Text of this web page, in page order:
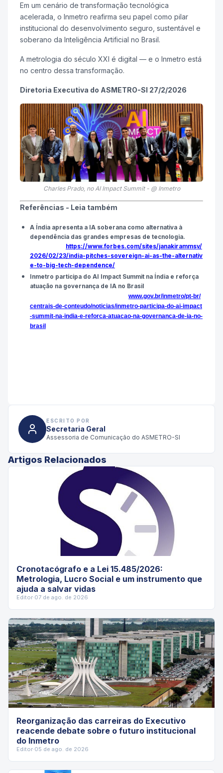
Em um cenário de transformação tecnológica
acelerada, o Inmetro reafirma seu papel como pilar
institucional do desenvolvimento seguro, sustentável e
soberano da Inteligência Artificial no Brasil.
A metrologia do século XXI é digital — e o Inmetro está
no centro dessa transformação.
Diretoria Executiva do ASMETRO-SI 27/2/2026
Charles Prado, no AI Impact Summit - @ Inmetro
Referências - Leia também
A Índia apresenta a IA soberana como alternativa à
dependência das grandes empresas de tecnologia.
https://www.forbes.com/sites/janakirammsv/
2026/02/23/india-pitches-sovereign-ai-as-the-alternativ
e-to-big-tech-dependence/
Inmetro participa do AI Impact Summit na Índia e reforça
atuação na governança de IA no Brasil
www.gov.br/inmetro/pt-br/
centrais-de-conteudo/noticias/inmetro-participa-do-ai-impact
-summit-na-india-e-reforca-atuacao-na-governanca-de-ia-no-
brasil
ESCRITO POR
Secretaria Geral
Assessoria de Comunicação do ASMETRO-SI
Artigos Relacionados
Cronotacógrafo e a Lei 15.485/2026:
Metrologia, Lucro Social e um instrumento que
ajuda a salvar vidas
Editor·07 de ago. de 2026
Reorganização das carreiras do Executivo
reacende debate sobre o futuro institucional
do Inmetro
Editor·05 de ago. de 2026